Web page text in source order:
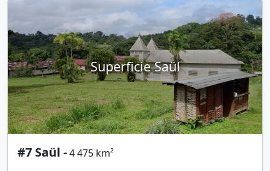
Superficie Saül
#7 Saül -4 475 km²